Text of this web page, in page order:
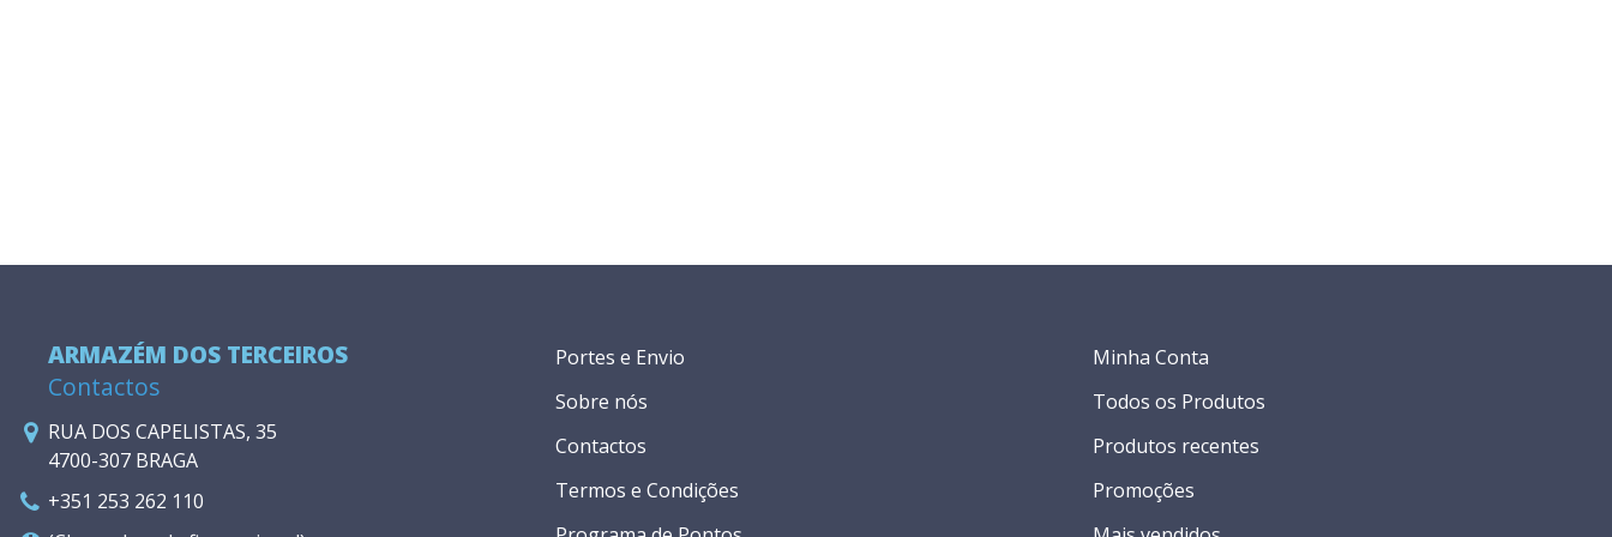
ARMAZÉM DOS TERCEIROS
Contactos
RUA DOS CAPELISTAS, 35
4700-307 BRAGA
+351 253 262 110
Portes e Envio
Sobre nós
Contactos
Termos e Condições
Minha Conta
Todos os Produtos
Produtos recentes
Promoções